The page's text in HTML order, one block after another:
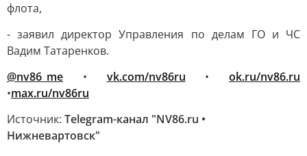
флота,
- заявил директор Управления по делам ГО и ЧС
Вадим Татаренков.
@nv86_me • vk.com/nv86ru • ok.ru/nv86.ru
•max.ru/nv86ru
Источник: Telegram-канал "NV86.ru •
Нижневартовск"